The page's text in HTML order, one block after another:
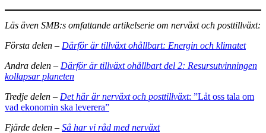
Läs även SMB:s omfattande artikelserie om nerväxt och posttillväxt:
Första delen – Därför är tillväxt ohållbart: Energin och klimatet
Andra delen – Därför är tillväxt ohållbart del 2: Resursutvinningen
kollapsar planeten
Tredje delen – Det här är nerväxt och posttillväxt: ”Låt oss tala om
vad ekonomin ska leverera”
Fjärde delen – Så har vi råd med nerväxt